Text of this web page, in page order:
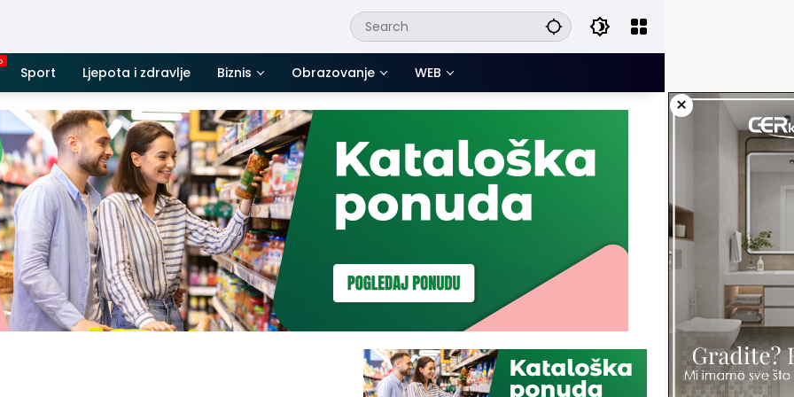
Sport Ljepota i zdravlje Biznis Obrazovanje WEB
×